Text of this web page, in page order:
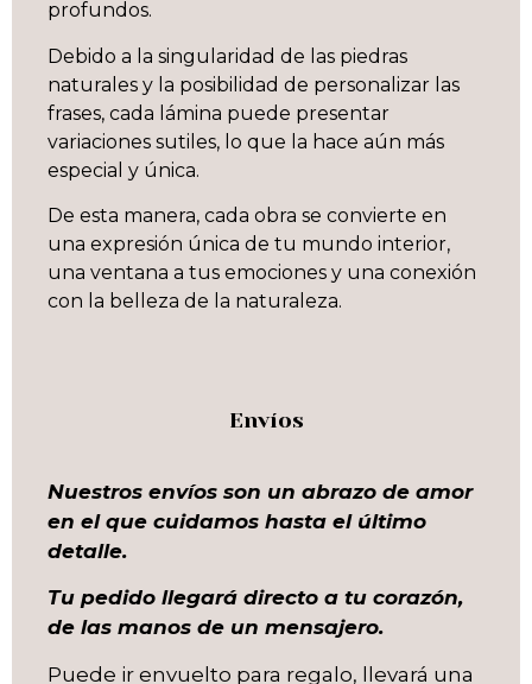
profundos.
Debido a la singularidad de las piedras
naturales y la posibilidad de personalizar las
frases, cada lámina puede presentar
variaciones sutiles, lo que la hace aún más
especial y única.
De esta manera, cada obra se convierte en
una expresión única de tu mundo interior,
una ventana a tus emociones y una conexión
con la belleza de la naturaleza.
Envíos
Nuestros envíos son un abrazo de amor
en el que cuidamos hasta el último
detalle.
Tu pedido llegará directo a tu corazón,
de las manos de un mensajero.
Puede ir envuelto para regalo, llevará una